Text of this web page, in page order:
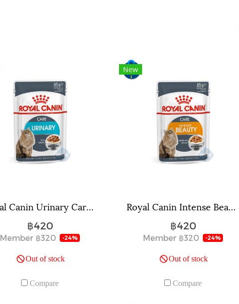
Royal Canin Urinary Care Gravy ขนาด 85 กรัม จำนวน 12 ซอง.
฿420
Member ฿320 -24%
Out of stock
Compare
New
Royal Canin Intense Beauty Jelly ขนาด 85 กรัม จำนวน 12 ซอง.
฿420
Member ฿320 -24%
Out of stock
Compare